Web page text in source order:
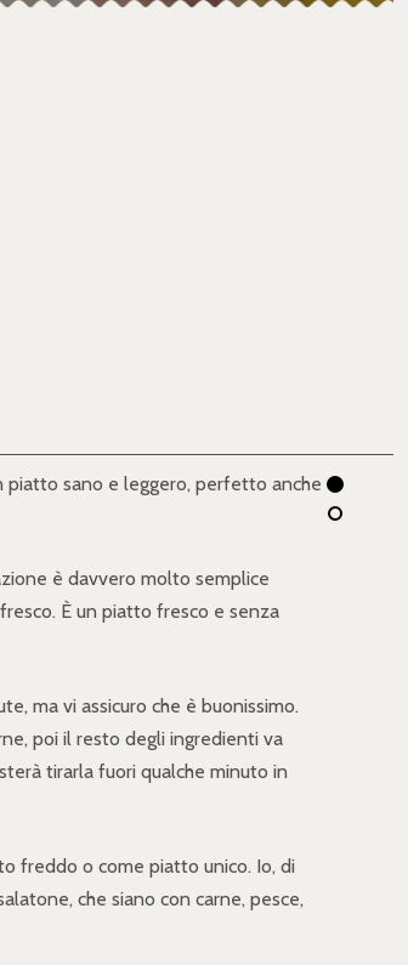
piatto sano e leggero, perfetto anche
è davvero molto semplice
È un piatto fresco e senza
ma vi assicuro che è buonissimo.
poi il resto degli ingredienti va
tirarla fuori qualche minuto in
freddo o come piatto unico. Io, di
che siano con carne, pesce,